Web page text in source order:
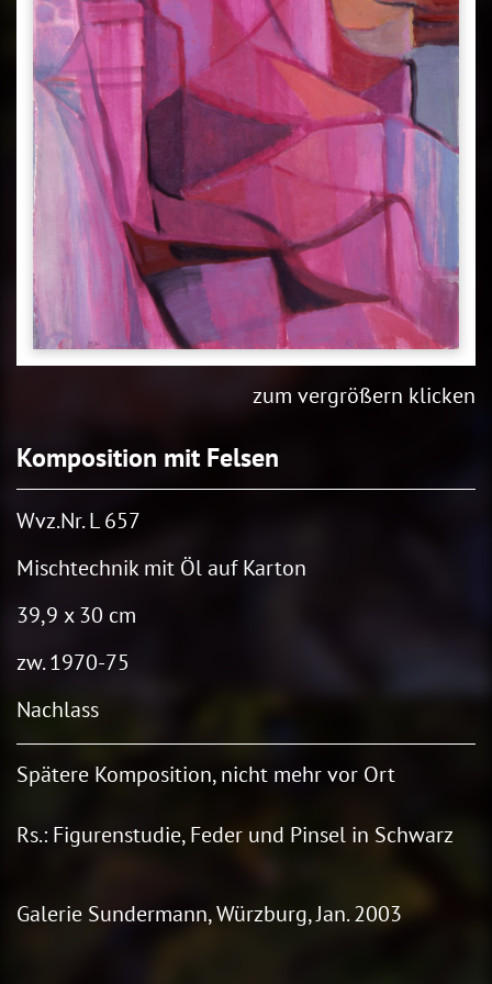
zum vergrößern klicken
Komposition mit Felsen
Wvz.Nr. L 657
Mischtechnik mit Öl auf Karton
39,9 x 30 cm
zw. 1970-75
Nachlass
Spätere Komposition, nicht mehr vor Ort
Rs.: Figurenstudie, Feder und Pinsel in Schwarz
Galerie Sundermann, Würzburg, Jan. 2003